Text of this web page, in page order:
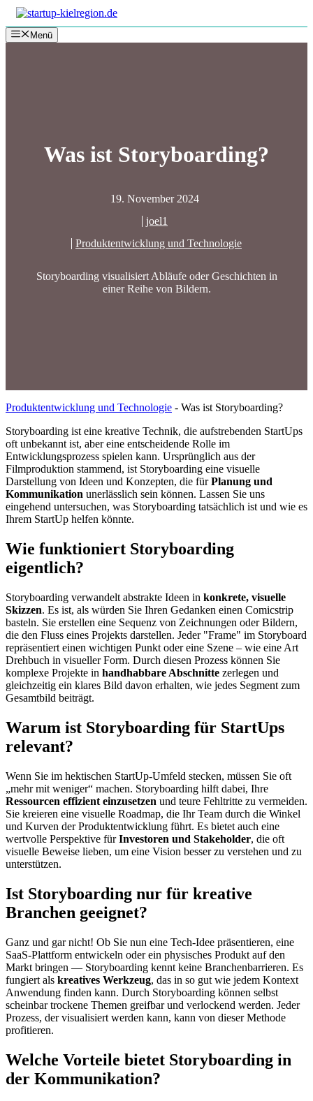
Zum
Inhalt
springenMenü
Was ist Storyboarding?
19. November 2024
joel1
Produktentwicklung und Technologie
Storyboarding visualisiert Abläufe oder Geschichten in
einer Reihe von Bildern.
Produktentwicklung und Technologie - Was ist Storyboarding?
Storyboarding ist eine kreative Technik, die aufstrebenden StartUps
oft unbekannt ist, aber eine entscheidende Rolle im
Entwicklungsprozess spielen kann. Ursprünglich aus der
Filmproduktion stammend, ist Storyboarding eine visuelle
Darstellung von Ideen und Konzepten, die fürPlanung und
Kommunikation unerlässlich sein können. Lassen Sie uns
eingehend untersuchen, was Storyboarding tatsächlich ist und wie es
Ihrem StartUp helfen könnte.
Wie funktioniert Storyboarding
eigentlich?
Storyboarding verwandelt abstrakte Ideen in konkrete, visuelle
Skizzen. Es ist, als würden Sie Ihren Gedanken einen Comicstrip
basteln. Sie erstellen eine Sequenz von Zeichnungen oder Bildern,
die den Fluss eines Projekts darstellen. Jeder "Frame" im Storyboard
repräsentiert einen wichtigen Punkt oder eine Szene – wie eine Art
Drehbuch in visueller Form. Durch diesen Prozess können Sie
komplexe Projekte in handhabbare Abschnitte zerlegen und
gleichzeitig ein klares Bild davon erhalten, wie jedes Segment zum
Gesamtbild beiträgt.
Warum ist Storyboarding für StartUps
relevant?
Wenn Sie im hektischen StartUp-Umfeld stecken, müssen Sie oft
„mehr mit weniger“ machen. Storyboarding hilft dabei, Ihre
Ressourcen effizient einzusetzen und teure Fehltritte zu vermeiden.
Sie kreieren eine visuelle Roadmap, die Ihr Team durch die Winkel
und Kurven der Produktentwicklung führt. Es bietet auch eine
wertvolle Perspektive fürInvestoren und Stakeholder, die oft
visuelle Beweise lieben, um eine Vision besser zu verstehen und zu
unterstützen.
Ist Storyboarding nur für kreative
Branchen geeignet?
Ganz und gar nicht! Ob Sie nun eine Tech-Idee präsentieren, eine
SaaS-Plattform entwickeln oder ein physisches Produkt auf den
Markt bringen — Storyboarding kennt keine Branchenbarrieren. Es
fungiert als kreatives Werkzeug, das in so gut wie jedem Kontext
Anwendung finden kann. Durch Storyboarding können selbst
scheinbar trockene Themen greifbar und verlockend werden. Jeder
Prozess, der visualisiert werden kann, kann von dieser Methode
profitieren.
Welche Vorteile bietet Storyboarding in
der Kommunikation?